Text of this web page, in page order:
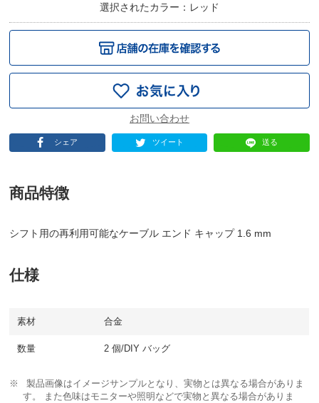
選択されたカラー：レッド
シェア ツイート 送る
商品特徴
シフト用の再利用可能なケーブル エンド キャップ 1.6 mm
仕様
素材 合金
数量 2 個/DIY バッグ
製品画像はイメージサンプルとなり、実物とは異なる場合がありま
す。 また色味はモニターや照明などで実物と異なる場合がありま